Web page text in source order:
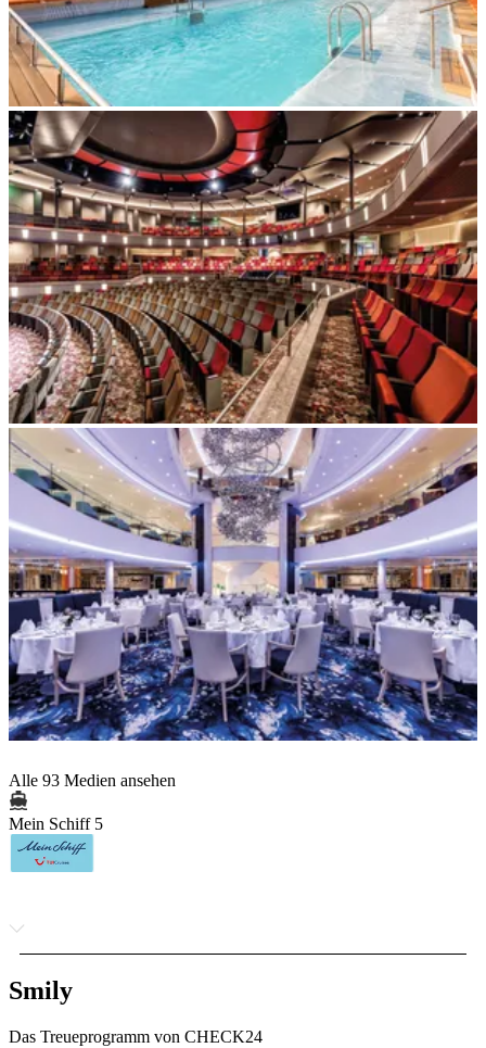
Alle 93 Medien ansehen
Mein Schiff 5
Smily
Das Treueprogramm von CHECK24